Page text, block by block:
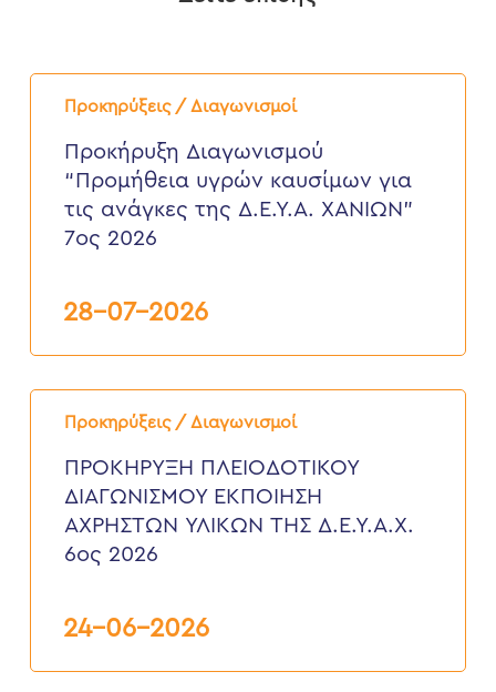
Προκηρύξεις / Διαγωνισμοί
Προκήρυξη
Διαγωνισμού
υγρών
καυσίμων
ανάγκες
2026
Προκήρυξη Διαγωνισμού
“Προμήθεια υγρών καυσίμων για
τις ανάγκες της Δ.Ε.Υ.Α. ΧΑΝΙΩΝ”
7ος 2026
28-07-2026
Προκηρύξεις / Διαγωνισμοί
ΠΡΟΚΗΡΥΞΗ
ΠΛΕΙΟΔΟΤΙΚΟΥ
ΕΚΠΟΙΗΣΗ
ΑΧΡΗΣΤΩΝ
ΥΛΙΚΩΝ
Δ.Ε.Υ.Α.Χ.
ΠΡΟΚΗΡΥΞΗ ΠΛΕΙΟΔΟΤΙΚΟΥ
ΔΙΑΓΩΝΙΣΜΟΥ ΕΚΠΟΙΗΣΗ
ΑΧΡΗΣΤΩΝ ΥΛΙΚΩΝ ΤΗΣ Δ.Ε.Υ.Α.Χ.
6ος 2026
24-06-2026